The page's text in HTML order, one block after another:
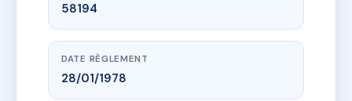
58194
DATE RÈGLEMENT
28/01/1978